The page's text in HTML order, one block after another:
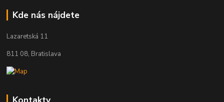
Kde nás nájdete
Lazaretská 11
811 08, Bratislava